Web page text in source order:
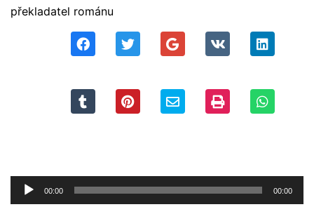
překladatel románu
Audio
přehrávač
00:00 00:00